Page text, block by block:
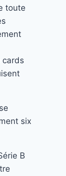
toute
cards
six
B